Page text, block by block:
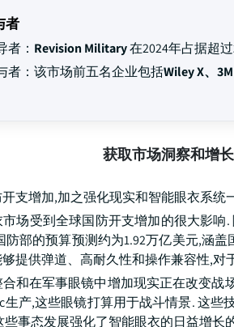
者
者： Revision Military在2024年占据超过
者：该市场前五名企业包括Wiley X、
获取市场洞察和增
支增加,加之强化现实和智能眼衣系统
场受到全球国防开支增加的很大影
防部的预算预测约为1.92万亿美元,涵
提供弹道、高耐久性和操作兼容性,对
和在军事眼镜中增加现实正在改变战
生产,这些眼镜打算用于战斗情景. 这
些事态发展强化了智能眼衣的日益增长